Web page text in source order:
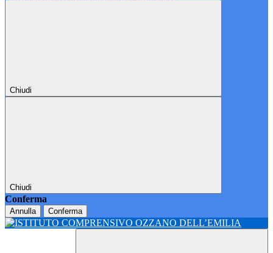
Chiudi
Chiudi
Conferma
Annulla Conferma